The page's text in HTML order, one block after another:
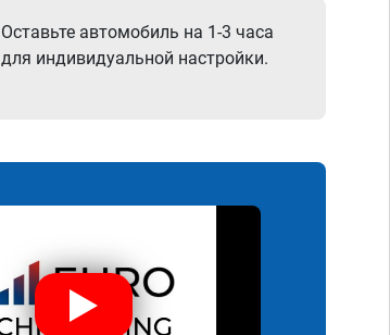
Оставьте автомобиль на 1-3 часа
для индивидуальной настройки.